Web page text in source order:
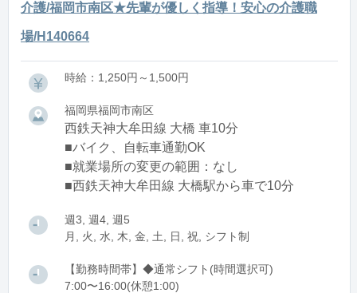
介護/福岡市南区★先輩が優しく指導！安心の介護職
場/H140664
時給：1,250円～1,500円
福岡県福岡市南区
西鉄天神大牟田線 大橋 車10分
■バイク、自転車通勤OK
■就業場所の変更の範囲：なし
■西鉄天神大牟田線 大橋駅から車で10分
週3, 週4, 週5
月, 火, 水, 木, 金, 土, 日, 祝, シフト制
【勤務時間帯】◆通常シフト(時間選択可)
7:00〜16:00(休憩1:00)